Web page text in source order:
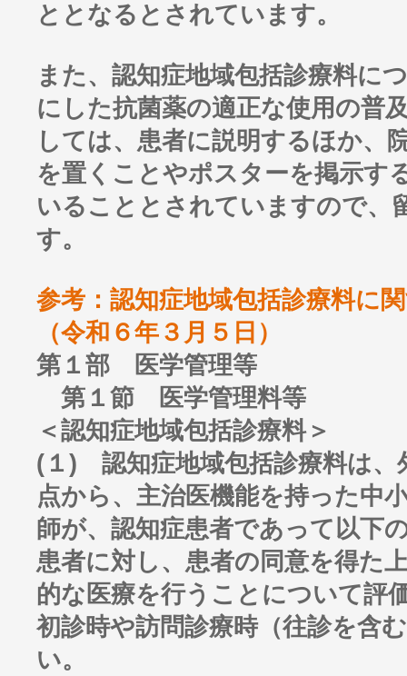
ととなるとされています。
また、認知症地域包括診療料に
にした抗菌薬の適正な使用の普
しては、患者に説明するほか、
を置くことやポスターを掲示す
いることとされていますので、
す。
参考：認知症地域包括診療料に
（令和６年３月５日）
第１部 医学管理等
第１節 医学管理料等
＜認知症地域包括診療料＞
(１) 認知症地域包括診療料は、
点から、主治医機能を持った中
師が、認知症患者であって以下
患者に対し、患者の同意を得た
的な医療を行うことについて評
初診時や訪問診療時（往診を含
い。